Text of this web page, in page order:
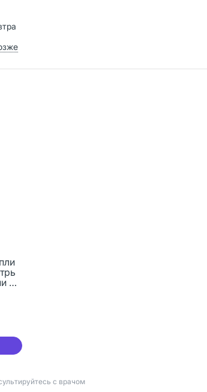
30
с врачом